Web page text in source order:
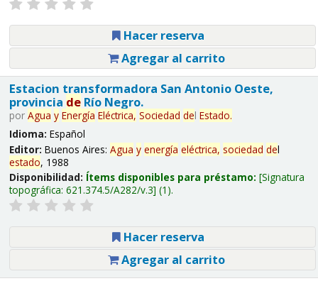
Hacer reserva
Agregar al carrito
Estacion transformadora San Antonio Oeste,
provincia deRío Negro.
por Agua y Energía Eléctrica, Sociedad del Estado.
Idioma: Español
Editor: Buenos Aires: Agua y energía eléctrica, sociedad del
estado, 1988
Disponibilidad: Ítems disponibles para préstamo: Signatura
topográfica: 621.374.5/A282/v.3 (1).
Hacer reserva
Agregar al carrito